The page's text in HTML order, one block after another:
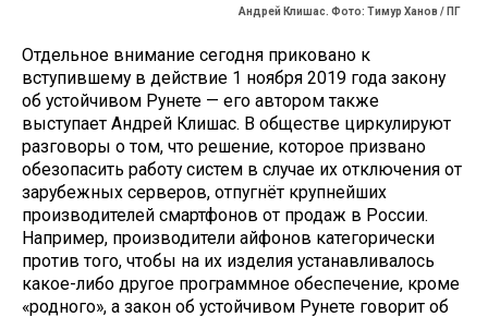
Андрей Клишас. Фото: Тимур Ханов / ПГ
Отдельное внимание сегодня приковано к
вступившему в действие 1 ноября 2019 года закону
об устойчивом Рунете — его автором также
выступает Андрей Клишас. В обществе циркулируют
разговоры о том, что решение, которое призвано
обезопасить работу систем в случае их отключения от
зарубежных серверов, отпугнёт крупнейших
производителей смартфонов от продаж в России.
Например, производители айфонов категорически
против того, чтобы на их изделия устанавливалось
какое-либо другое программное обеспечение, кроме
«родного», а закон об устойчивом Рунете говорит об